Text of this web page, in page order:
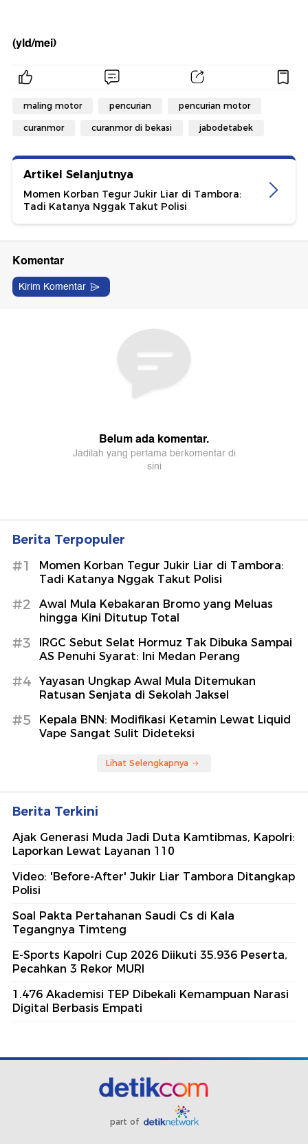
(yld/mei)
maling motor pencurian pencurian motor
curanmor curanmor di bekasi jabodetabek
Artikel Selanjutnya
Momen Korban Tegur Jukir Liar di Tambora:
Tadi Katanya Nggak Takut Polisi
Berita Terpopuler
#1
Momen Korban Tegur Jukir Liar di Tambora:
Tadi Katanya Nggak Takut Polisi
#2
Awal Mula Kebakaran Bromo yang Meluas
hingga Kini Ditutup Total
#3
IRGC Sebut Selat Hormuz Tak Dibuka Sampai
AS Penuhi Syarat: Ini Medan Perang
#4
Yayasan Ungkap Awal Mula Ditemukan
Ratusan Senjata di Sekolah Jaksel
#5
Kepala BNN: Modifikasi Ketamin Lewat Liquid
Vape Sangat Sulit Dideteksi
Lihat Selengkapnya
Berita Terkini
Ajak Generasi Muda Jadi Duta Kamtibmas, Kapolri:
Laporkan Lewat Layanan 110
Video: 'Before-After' Jukir Liar Tambora Ditangkap
Polisi
Soal Pakta Pertahanan Saudi Cs di Kala
Tegangnya Timteng
E-Sports Kapolri Cup 2026 Diikuti 35.936 Peserta,
Pecahkan 3 Rekor MURI
1.476 Akademisi TEP Dibekali Kemampuan Narasi
Digital Berbasis Empati
part of